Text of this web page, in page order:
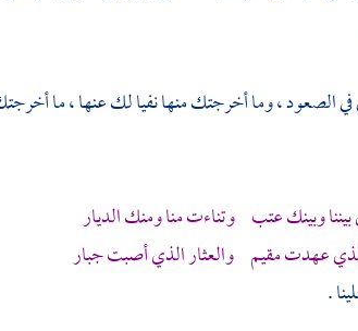
في الصعود ، وما أخرجتك منها نفيا لك عنها ، ما
وبينك عتب وتناءت منا ومنك الديار
عهدت مقيم والعثار الذي أصبت جبار
.